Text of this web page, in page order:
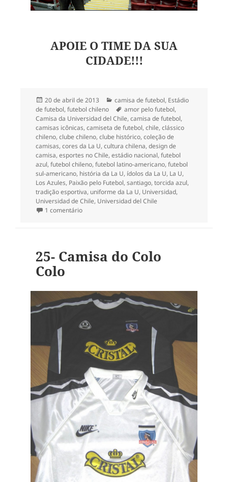
APOIE O TIME DA SUA
CIDADE!!!
Publicado
em
20 de abril de 2013 Categorias
camisa de futebol, Estádio
de futebol, futebol chileno Tags
amor pelo futebol,
Camisa da Universidad del Chile, camisa de futebol,
camisas icônicas, camiseta de futebol, chile, clássico
chileno, clube chileno, clube histórico, coleção de
camisas, cores da La U, cultura chilena, design de
camisa, esportes no Chile, estádio nacional, futebol
azul, futebol chileno, futebol latino-americano, futebol
sul-americano, história da La U, ídolos da La U, La U,
Los Azules, Paixão pelo Futebol, santiago, torcida azul,
tradição esportiva, uniforme da La U, Universidad,
Universidad de Chile, Universidad del Chile
1 comentárioem 155- Camisa da Universidad del Chile
25- Camisa do Colo
Colo